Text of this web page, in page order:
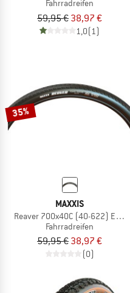
Fahrradreifen
59,95 € 38,97 €
1,0(1)
35%
MAXXIS
Reaver 700x40C (40-622) EXO TR
Fahrradreifen
59,95 € 38,97 €
(0)